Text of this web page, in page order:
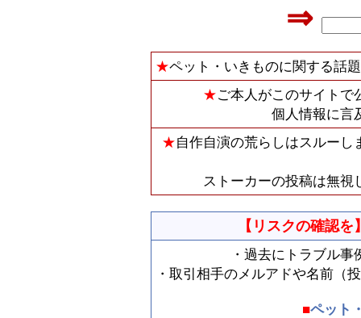
⇒
★ペット・いきものに関する話
★ご本人がこのサイトで
個人情報に言
★自作自演の荒らしはスルー
ストーカーの投稿は無視
【リスクの確認を
・過去にトラブル
・取引相手のメルアドや名前（
■ペット